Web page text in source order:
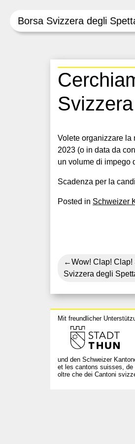
Borsa Svizzera degli
Volete organizzare la
2023 (o in data da
un volume di impego
Scadenza per la
Posted in Schweizer
articoli
Wow! Clap! Clap!
Svizzera degli
Mit freundlicher
und den Schweizer
et les cantons suisses, de
oltre che dei Cantoni